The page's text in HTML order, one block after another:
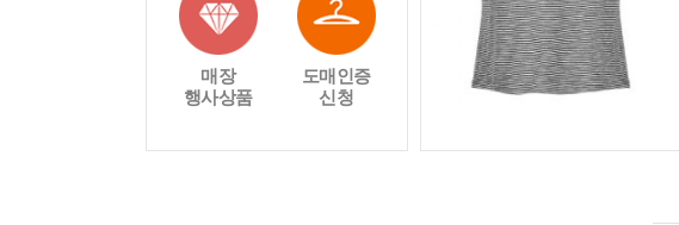
매장
행사상품
도매인증
신청